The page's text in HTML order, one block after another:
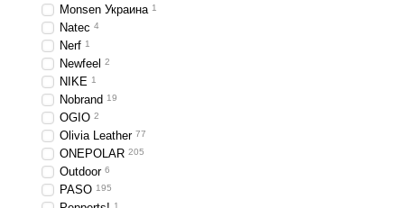
Monsen Украина 1
Natec 4
Nerf 1
Newfeel 2
NIKE 1
Nobrand 19
OGIO 2
Olivia Leather 77
ONEPOLAR 205
Outdoor 6
PASO 195
1